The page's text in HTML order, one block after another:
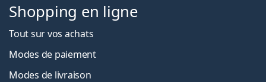
Shopping en ligne
Tout sur vos achats
Modes de paiement
Modes de livraison